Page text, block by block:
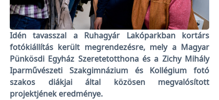
Idén tavasszal a Ruhagyár Lakóparkban kortárs
fotókiállítás került megrendezésre, mely a Magyar
Pünkösdi Egyház Szeretetotthona és a Zichy Mihály
Iparművészeti Szakgimnázium és Kollégium fotó
szakos diákjai által közösen megvalósított
projektjének eredménye.